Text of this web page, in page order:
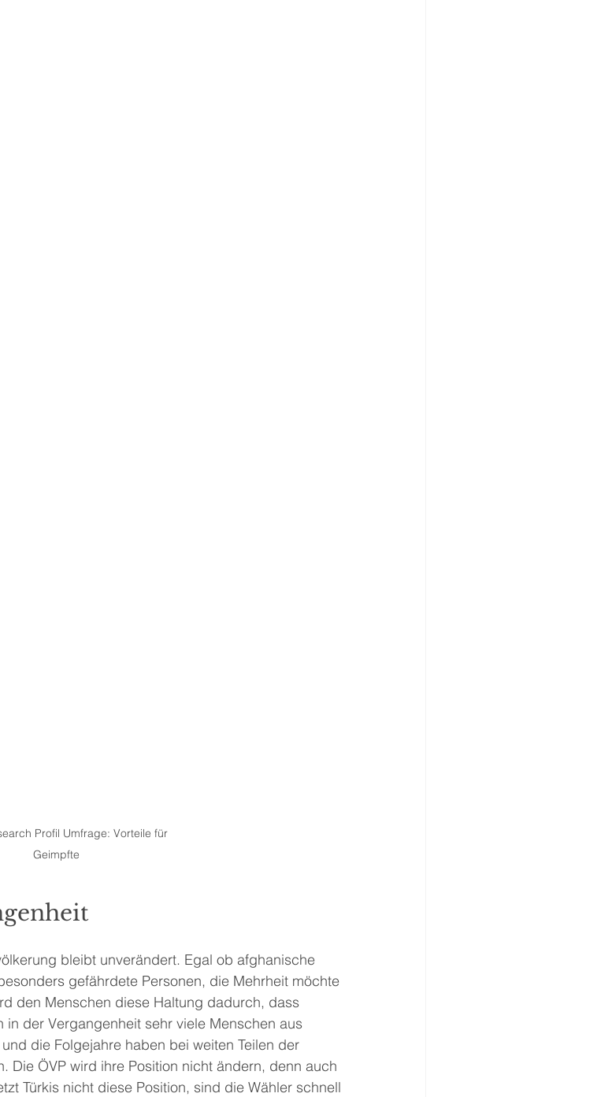
Profil Umfrage: Vorteile für
Geimpfte
bleibt unverändert. Egal ob afghanische
gefährdete Personen, die Mehrheit möchte
den Menschen diese Haltung dadurch, dass
der Vergangenheit sehr viele Menschen aus
die Folgejahre haben bei weiten Teilen der
Die ÖVP wird ihre Position nicht ändern, denn auch
Türkis nicht diese Position, sind die Wähler schnell